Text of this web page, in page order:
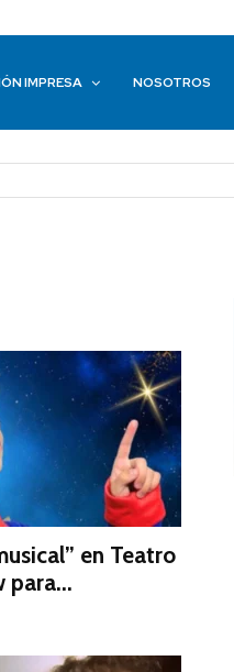
IMPRESA NOSOTROS
en Teatro
para...